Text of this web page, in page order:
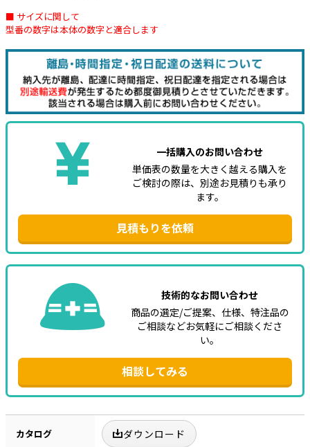
感染症関連
e431オリジナル
暑さ対策
販売終了品
■ サイズに関して
型番の数字は本体の数字と適合します
一括購入のお問い合わせ
単価表の数量を大きく越える購入を
ご検討の際は、別途お見積りも承り
ます。
見積もりを依頼
技術的なお問い合わせ
商品の選定/ご提案、仕様、特注品の
ご相談などお気軽にご相談くださ
い。
相談してみる
カタログ ダウンロード